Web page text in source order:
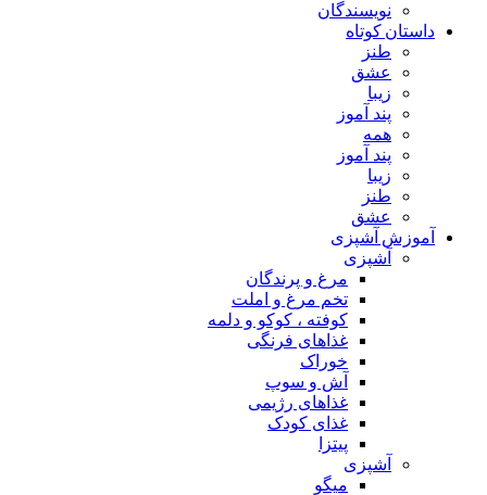
نویسندگان
داستان کوتاه
طنز
عشق
زیبا
پند آموز
همه
پند آموز
زیبا
طنز
عشق
آموزش آشپزی
آشپزی
مرغ و پرندگان
تخم مرغ و املت
کوفته ، کوکو و دلمه
غذاهای فرنگی
خوراک
آش و سوپ
غذاهای رژیمی
غذای کودک
پیتزا
آشپزی
میگو